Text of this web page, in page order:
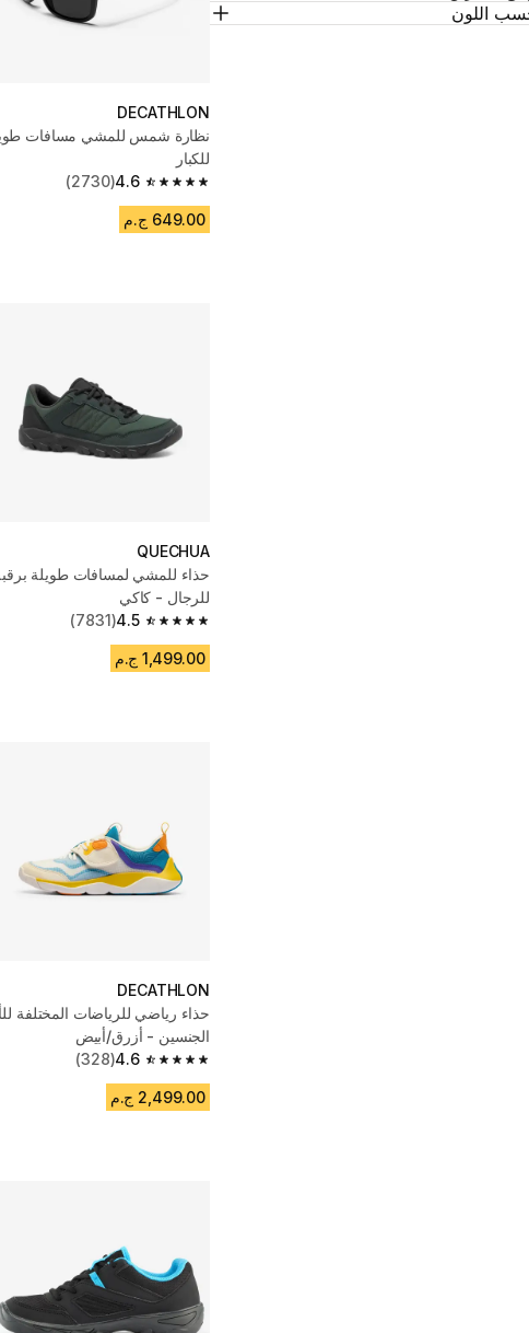
اللون
DECATHLON
للكبار
4.6
4.6 out of 5 stars from 2730 reviews
(2730)
649.00 ج.م
QUECHUA
حذاء للمشي لمسافات طويلة
للرجال - كاكي
4.5
4.5 out of 5 stars from 7831 reviews
(7831)
1,499.00 ج.م
DECATHLON
حذاء رياضي للرياضات المختلفة
الجنسين - أزرق/أبيض
4.6
4.6 out of 5 stars from 328 reviews
(328)
2,499.00 ج.م